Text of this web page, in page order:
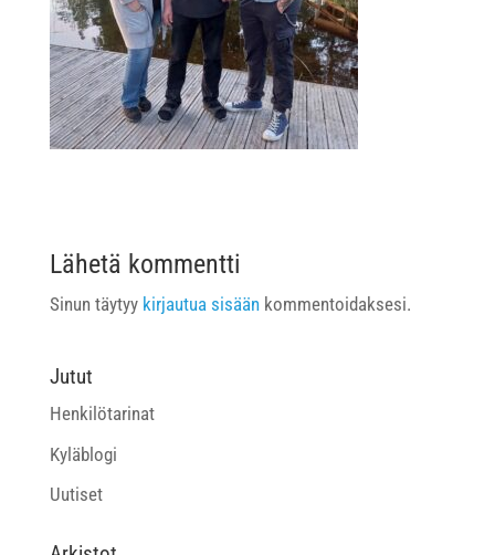
Lähetä kommentti
Sinun täytyy kirjautua sisäänkommentoidaksesi.
Jutut
Henkilötarinat
Kyläblogi
Uutiset